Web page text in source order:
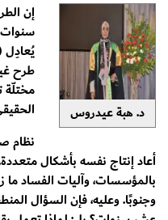
د. هبة عيدروس
طرح
مختلّة
نظام
أعاد إنتاج نفسه بأشكال
بالمؤسسات، وآليات الفساد ما
وجنوبًا. وعليه، فإن السؤال